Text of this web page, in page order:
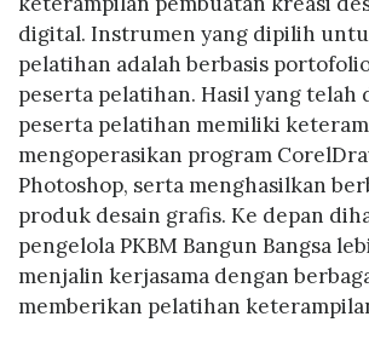
digital. Instrumen yang dipilih
pelatihan adalah berbasis
peserta pelatihan. Hasil yang telah
peserta pelatihan memiliki
mengoperasikan program
Photoshop, serta menghasilkan
produk desain grafis. Ke depan
pengelola PKBM Bangun Bangsa
menjalin kerjasama dengan
memberikan pelatihan